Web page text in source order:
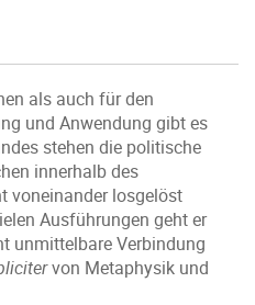
als auch für den
und Anwendung gibt es
stehen die politische
innerhalb des
voneinander losgelöst
Ausführungen geht er
unmittelbare Verbindung
von Metaphysik und